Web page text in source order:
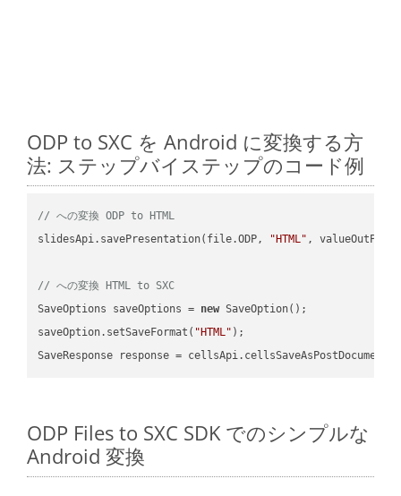
ODP to SXC を Android に変換する方
法: ステップバイステップのコード例
// への変換 ODP to HTML
slidesApi.savePresentation(file.ODP,
"HTML" ,
// への変換 HTML to SXC
SaveOptions saveOptions = new SaveOption();
saveOption.setSaveFormat( "HTML" );
SaveResponse response =
ODP Files to SXC SDK でのシンプルな
Android 変換